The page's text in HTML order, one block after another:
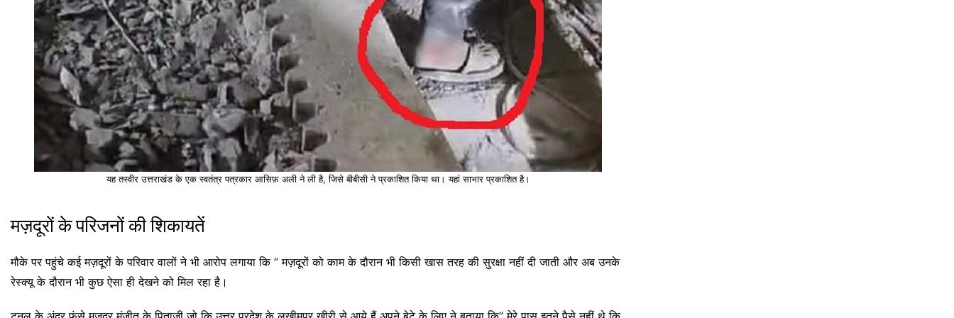
यह तस्वीर उत्तराखंड के एक स्वतंत्र पत्रकार आसिफ़ अली ने ली है, जिसे बीबीसी ने प्रकाशित किया था। यहां साभार प्रकाशित है।
मज़दूरों के परिजनों की शिकायतें
मौके पर पहुंचे कई मज़दूरों के परिवार वालों ने भी आरोप लगाया कि ” मज़दूरों को काम के दौरान भी किसी खास तरह की सुरक्षा नहीं दी जाती और अब उनके
रेस्क्यू के दौरान भी कुछ ऐसा ही देखने को मिल रहा है।